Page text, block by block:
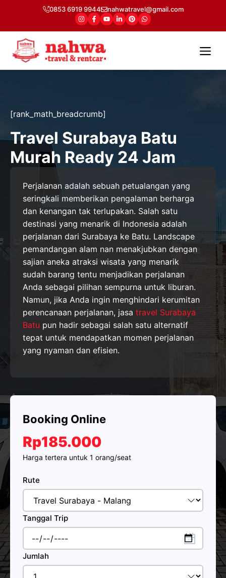
isi
0853 6919 9944 nahwatravel@gmail.com
[rank_math_breadcrumb]
Travel Surabaya Batu
Murah Ready 24 Jam
Perjalanan adalah sebuah petualangan yang
seringkali memberikan pengalaman berharga
dan kenangan tak terlupakan. Salah satu
destinasi yang menarik di Indonesia adalah
perjalanan dari Surabaya ke Batu. Landscape
pemandangan alam nan menakjubkan dengan
sajian aneka atraksi wisata yang menarik
sudah barang tentu menjadikan perjalanan
Anda sebagai pilihan sempurna untuk liburan.
Namun, jika Anda ingin menghindari kerumitan
perencanaan perjalanan, jasa travel Surabaya
Batu pun hadir sebagai salah satu alternatif
tepat untuk mendapatkan momen perjalanan
yang nyaman dan efisien.
Booking Online
Rp185.000
Harga tertera untuk 1 orang/seat
Rute
Tanggal Trip
Jumlah